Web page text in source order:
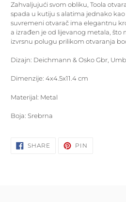
u
košaricu
Zahvaljujući svom obliku, Toola
spada u kutiju s alatima jednako kao
suvremeni otvarač ima elegantnu
a izrađen je od lijevanog metala ,
izvrsnu polugu prilikom otvaranja
Dizajn: Deichmann & Osko Gbr,
Dimenzije: 4x4.5x11.4 cm
Materijal: Metal
Boja: Srebrna
SHARE SHARE PIN